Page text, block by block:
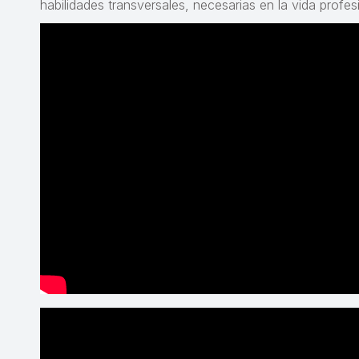
habilidades transversales, necesarias en la vida